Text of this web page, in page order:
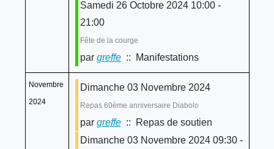
Samedi 26 Octobre 2024 10:00 -
21:00
Fête de la courge
par greffe:: Manifestations
Novembre
2024
Dimanche 03 Novembre 2024
Repas 60ème anniversaire Diabolo
par greffe:: Repas de soutien
Dimanche 03 Novembre 2024 09:30 -